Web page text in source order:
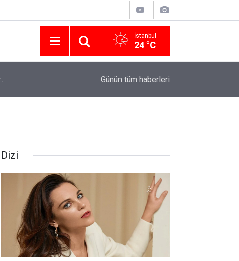
İstanbul
24 °C
Günün tüm haberleri
Dizi